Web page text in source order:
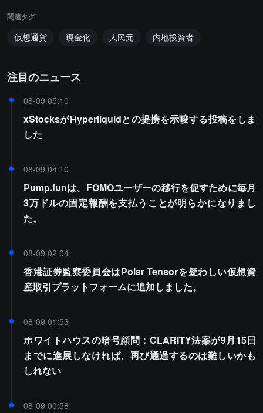
関連タグ
仮想通貨 現金化 人民元 内地投資者
注目のニュース
08-09 05:10
xStocksがHyperliquidとの提携を示唆する投稿をしま
した
08-09 04:10
Pump.funは、FOMOユーザーの移行を促すために毎月
3万ドルの固定報酬を支払うことが明らかになりまし
た。
08-09 02:04
香港証券監察委員会はPolar Tensorを疑わしい仮想資
産取引プラットフォームに追加しました。
08-09 01:53
ホワイトハウスの暗号顧問：CLARITY法案が9月15日
までに進展しなければ、再び通過するのは難しいかも
しれない
08-09 00:58